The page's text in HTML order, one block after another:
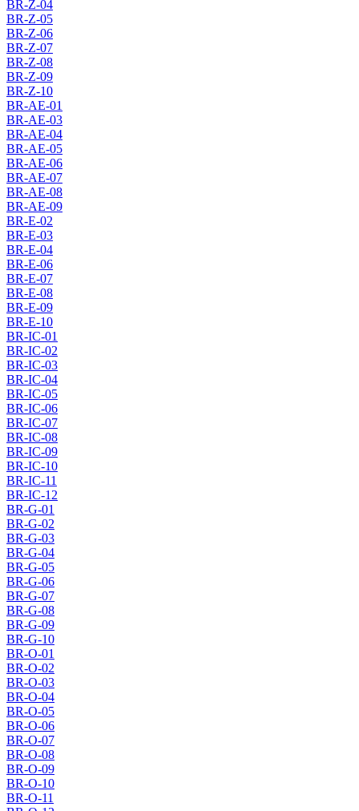
BR-Z-04
BR-Z-05
BR-Z-06
BR-Z-07
BR-Z-08
BR-Z-09
BR-Z-10
BR-AE-01
BR-AE-03
BR-AE-04
BR-AE-05
BR-AE-06
BR-AE-07
BR-AE-08
BR-AE-09
BR-E-02
BR-E-03
BR-E-04
BR-E-06
BR-E-07
BR-E-08
BR-E-09
BR-E-10
BR-IC-01
BR-IC-02
BR-IC-03
BR-IC-04
BR-IC-05
BR-IC-06
BR-IC-07
BR-IC-08
BR-IC-09
BR-IC-10
BR-IC-11
BR-IC-12
BR-G-01
BR-G-02
BR-G-03
BR-G-04
BR-G-05
BR-G-06
BR-G-07
BR-G-08
BR-G-09
BR-G-10
BR-O-01
BR-O-02
BR-O-03
BR-O-04
BR-O-05
BR-O-06
BR-O-07
BR-O-08
BR-O-09
BR-O-10
BR-O-11